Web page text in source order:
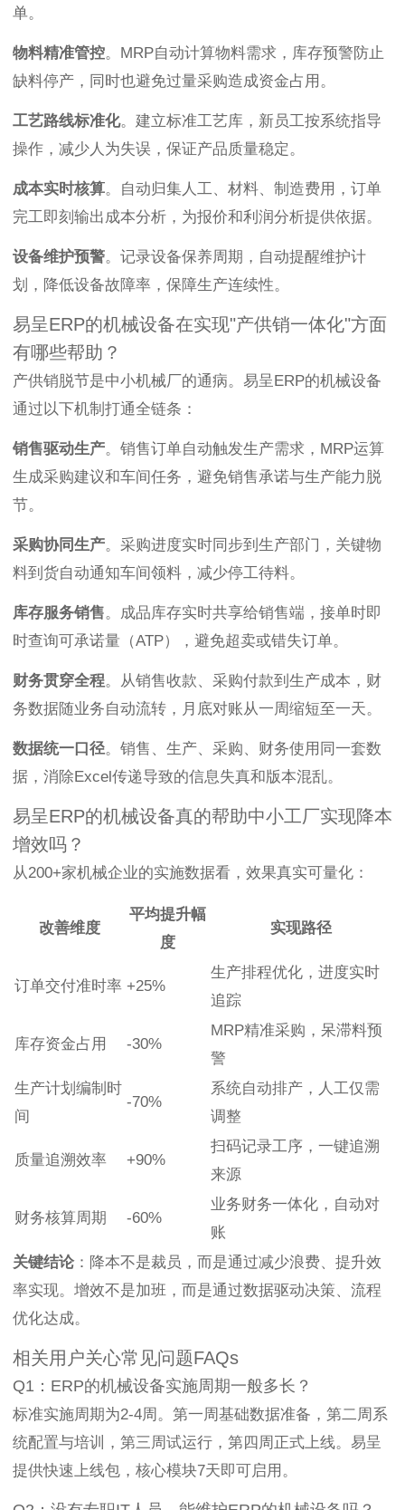
单。
物料精准管控。MRP自动计算物料需求，库存预警防止
缺料停产，同时也避免过量采购造成资金占用。
工艺路线标准化。建立标准工艺库，新员工按系统指导
操作，减少人为失误，保证产品质量稳定。
成本实时核算。自动归集人工、材料、制造费用，订单
完工即刻输出成本分析，为报价和利润分析提供依据。
设备维护预警。记录设备保养周期，自动提醒维护计
划，降低设备故障率，保障生产连续性。
易呈ERP的机械设备在实现"产供销一体化"方面
有哪些帮助？
产供销脱节是中小机械厂的通病。易呈ERP的机械设备
通过以下机制打通全链条：
销售驱动生产。销售订单自动触发生产需求，MRP运算
生成采购建议和车间任务，避免销售承诺与生产能力脱
节。
采购协同生产。采购进度实时同步到生产部门，关键物
料到货自动通知车间领料，减少停工待料。
库存服务销售。成品库存实时共享给销售端，接单时即
时查询可承诺量（ATP），避免超卖或错失订单。
财务贯穿全程。从销售收款、采购付款到生产成本，财
务数据随业务自动流转，月底对账从一周缩短至一天。
数据统一口径。销售、生产、采购、财务使用同一套数
据，消除Excel传递导致的信息失真和版本混乱。
易呈ERP的机械设备真的帮助中小工厂实现降本
增效吗？
从200+家机械企业的实施数据看，效果真实可量化：
改善维度
平均提升幅
度
实现路径
订单交付准时率 +25%
生产排程优化，进度实时
追踪
库存资金占用 -30%
MRP精准采购，呆滞料预
警
生产计划编制时
间
-70%
系统自动排产，人工仅需
调整
质量追溯效率 +90%
扫码记录工序，一键追溯
来源
财务核算周期 -60%
业务财务一体化，自动对
账
关键结论：降本不是裁员，而是通过减少浪费、提升效
率实现。增效不是加班，而是通过数据驱动决策、流程
优化达成。
相关用户关心常见问题FAQs
Q1：ERP的机械设备实施周期一般多长？
标准实施周期为2-4周。第一周基础数据准备，第二周系
统配置与培训，第三周试运行，第四周正式上线。易呈
提供快速上线包，核心模块7天即可启用。